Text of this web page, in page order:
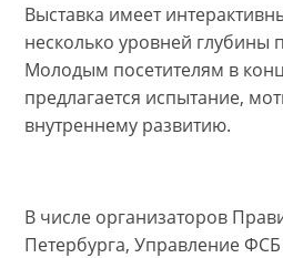
Выставка имеет
несколько уровней глубины
Молодым посетителям в
предлагается испытание,
внутреннему развитию.
В числе организаторов
Петербурга, Управление